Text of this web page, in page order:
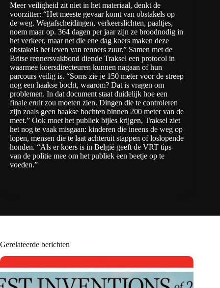
Meer veiligheid zit niet in het materiaal, denkt de
voorzitter: “Het meeste gevaar komt van obstakels op
de weg. Wegafscheidingen, verkeerslichten, paaltjes,
noem maar op. 364 dagen per jaar zijn ze broodnodig in
het verkeer, maar net die ene dag koers maken deze
obstakels het leven van renners zuur.” Samen met de
Britse rennersvakbond diende Traksel een protocol in
waarmee koersdirecteuren kunnen nagaan of hun
parcours veilig is. “Soms zie je 150 meter voor de streep
nog een haakse bocht, waarom? Dat is vragen om
problemen. In dat document staat duidelijk hoe een
finale eruit zou moeten zien. Dingen die te controleren
zijn zoals geen haakse bochten binnen 200 meter van de
meet.” Ook moet het publiek bijles krijgen, Traksel ziet
het nog te vaak misgaan: kinderen die ineens de weg op
lopen, mensen die te laat achteruit stappen of loslopende
honden. “Als er koers is in België geeft de VRT tips
van de politie mee om het publiek een beetje op te
voeden.”
Gerelateerde berichten